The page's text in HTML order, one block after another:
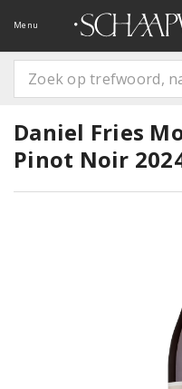
Menu
Daniel Fries
Pinot Noir